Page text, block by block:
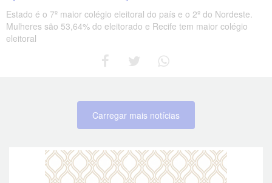
Estado é o 7º maior colégio eleitoral do país e o 2º do Nordeste.
Mulheres são 53,64% do eleitorado e Recife tem maior colégio
eleitoral
Carregar mais notícias